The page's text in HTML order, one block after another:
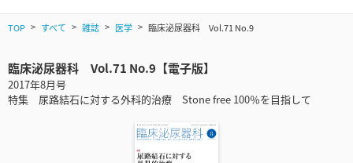
TOP すべて 雑誌 医学 臨床泌尿器科 Vol.71 No.9
臨床泌尿器科 Vol.71 No.9【電子版】
2017年8月号
特集 尿路結石に対する外科的治療 Stone free 100％を目指して